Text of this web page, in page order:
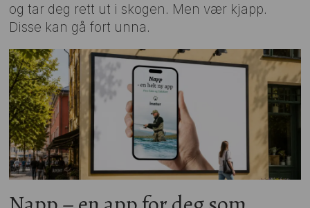
og tar deg rett ut i skogen. Men vær kjapp.
Disse kan gå fort unna.